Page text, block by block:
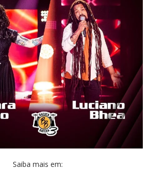
Saiba mais em: